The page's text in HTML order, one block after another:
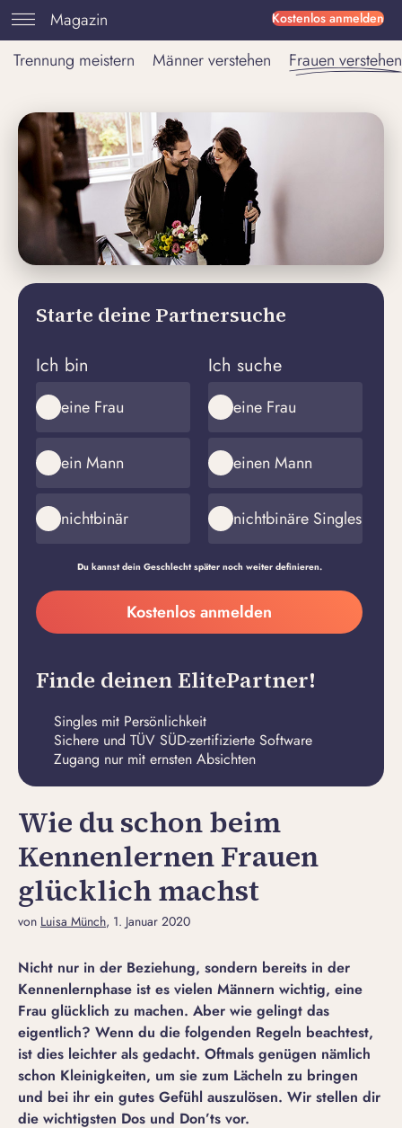
Kostenlos anmelden
Magazin
Trennung meistern
Männer verstehen Frauen verstehen
Starte deine Partnersuche
Ich bin
eine Frau
ein Mann
nichtbinär
Ich suche
eine Frau
einen Mann
nichtbinäre Singles
Du kannst dein Geschlecht später noch weiter definieren.
Meine
E-
Adresse
erstellen
Kostenlos anmelden
Finde deinen ElitePartner!
Singles mit Persönlichkeit
Sichere und TÜV SÜD-zertifizierte Software
Zugang nur mit ernsten Absichten
Wie du schon beim
Kennenlernen Frauen
glücklich machst
von Luisa Münch, 1. Januar 2020
Nicht nur in der Beziehung, sondern bereits in der
Kennenlernphase ist es vielen Männern wichtig, eine
Frau glücklich zu machen. Aber wie gelingt das
eigentlich? Wenn du die folgenden Regeln beachtest,
ist dies leichter als gedacht. Oftmals genügen nämlich
schon Kleinigkeiten, um sie zum Lächeln zu bringen
und bei ihr ein gutes Gefühl auszulösen. Wir stellen dir
die wichtigsten Dos und Don’ts vor.